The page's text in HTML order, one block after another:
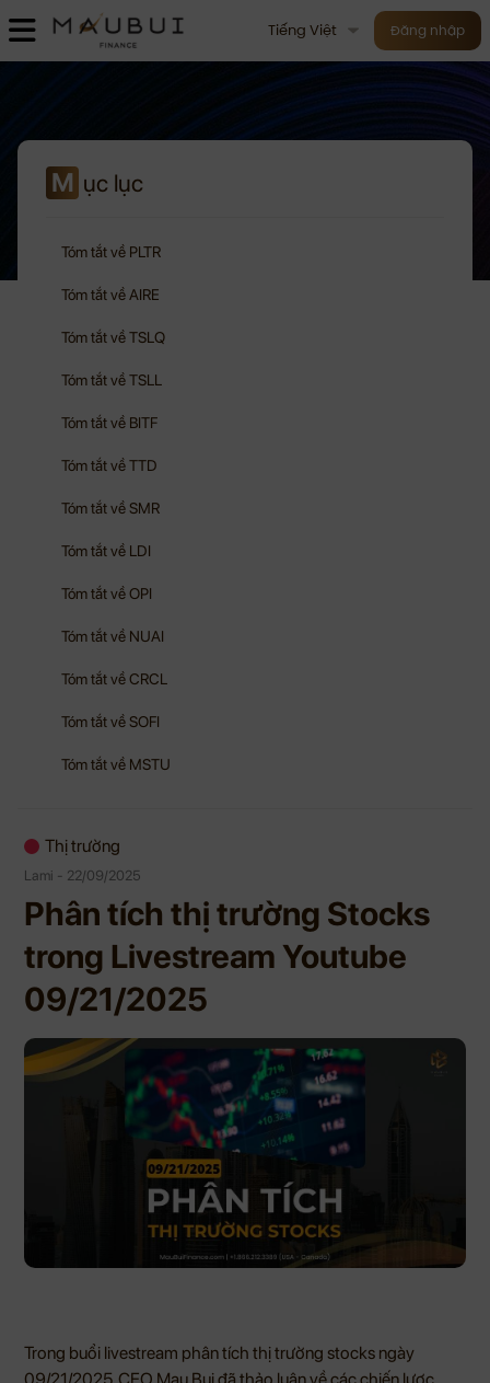
Tiếng Việt Đăng nhập
M ục lục
Tóm tắt về PLTR
Tóm tắt về AIRE
Tóm tắt về TSLQ
Tóm tắt về TSLL
Tóm tắt về BITF
Tóm tắt về TTD
Tóm tắt về SMR
Tóm tắt về LDI
Tóm tắt về OPI
Tóm tắt về NUAI
Tóm tắt về CRCL
Tóm tắt về SOFI
Tóm tắt về MSTU
Thị trường
Lami - 22/09/2025
Phân tích thị trường Stocks
trong Livestream Youtube
09/21/2025
Trong buổi livestream phân tích thị trường stocks ngày